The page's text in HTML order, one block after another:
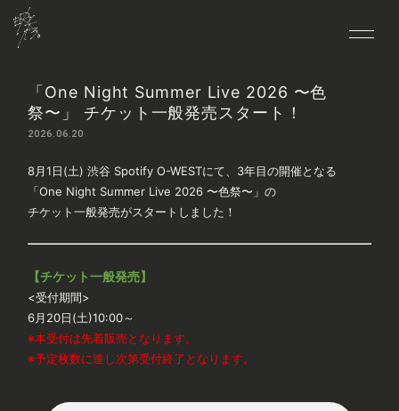
HOME
NEWS
MEDIA
BIO
DISCO
VIDEO
GOODS
CONTACT
「One Night Summer Live 2026 〜色
祭〜」 チケット一般発売スタート！
2026.06.20
8月1日(土) 渋谷 Spotify O-WESTにて、3年目の開催となる
「One Night Summer Live 2026 〜色祭〜」の
チケット一般発売がスタートしました！
【チケット一般発売】
<受付期間>
6月20日(土)10:00～
※本受付は先着販売となります。
※予定枚数に達し次第受付終了となります。